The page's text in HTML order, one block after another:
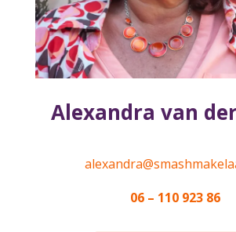
Alexandra van
06 – 110 923 86